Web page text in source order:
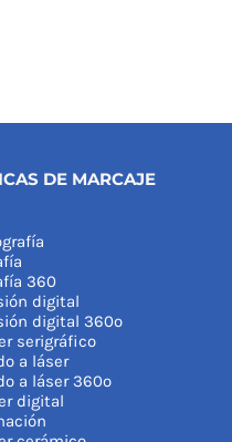
DE MARCAJE
360
digital
digital 360º
serigráfico
a láser
a láser 360º
digital